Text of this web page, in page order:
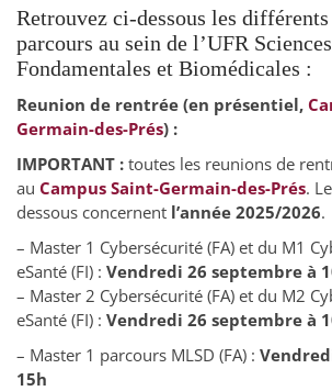
Retrouvez ci-dessous les différents
parcours au sein de l’UFR Sciences
Fondamentales et Biomédicales :
Reunion de rentrée (en présentiel,
Germain-des-Prés) :
IMPORTANT : toutes les reunions de
au Campus Saint-Germain-des-Prés.
dessous concernent l’année 2025/2026.
– Master 1 Cybersécurité (FA) et du M1
eSanté (FI) : Vendredi 26 septembre à
– Master 2 Cybersécurité (FA) et du M2
eSanté (FI) : Vendredi 26 septembre à
– Master 1 parcours MLSD (FA) :
15h